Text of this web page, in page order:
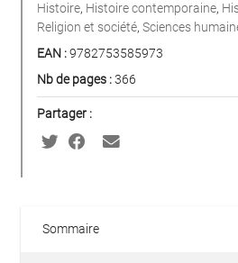
Histoire, Histoire contemporaine,
Religion et société, Sciences
EAN :9782753585973
Nb de pages :366
Partager :
Sommaire